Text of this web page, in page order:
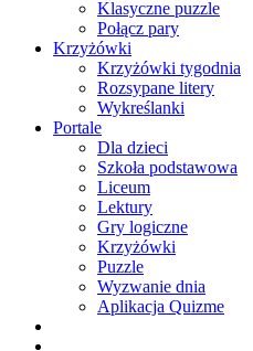
Klasyczne puzzle
Połącz pary
Krzyżówki
Krzyżówki tygodnia
Rozsypane litery
Wykreślanki
Portale
Dla dzieci
Szkoła podstawowa
Liceum
Lektury
Gry logiczne
Krzyżówki
Puzzle
Wyzwanie dnia
Aplikacja Quizme